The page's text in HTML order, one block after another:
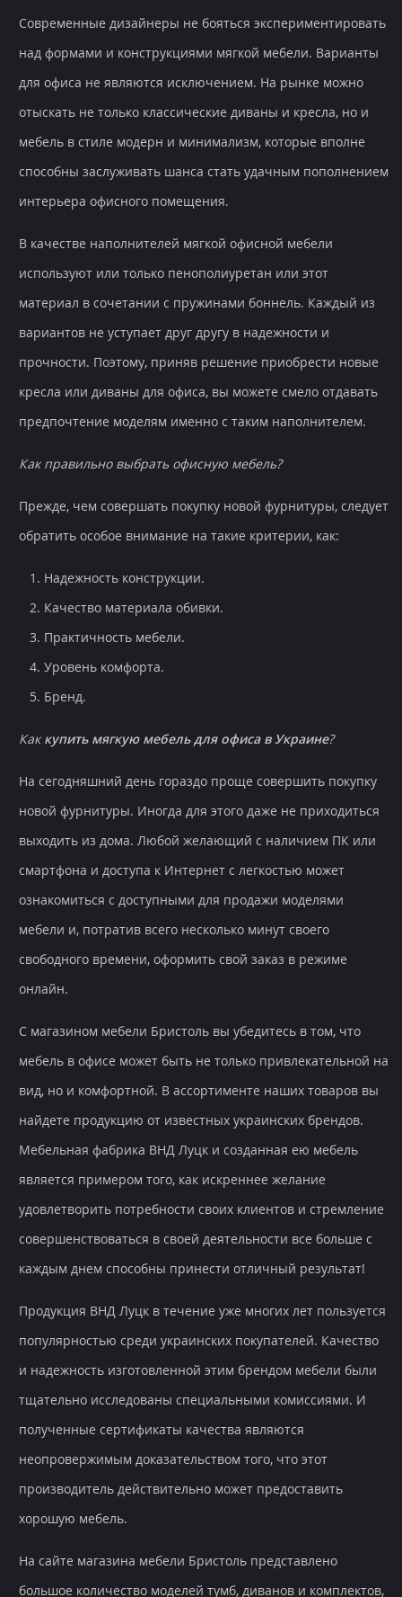
Современные дизайнеры не бояться экспериментировать
над формами и конструкциями мягкой мебели. Варианты
для офиса не являются исключением. На рынке можно
отыскать не только классические диваны и кресла, но и
мебель в стиле модерн и минимализм, которые вполне
способны заслуживать шанса стать удачным пополнением
интерьера офисного помещения.
В качестве наполнителей мягкой офисной мебели
используют или только пенополиуретан или этот
материал в сочетании с пружинами боннель. Каждый из
вариантов не уступает друг другу в надежности и
прочности. Поэтому, приняв решение приобрести новые
кресла или диваны для офиса, вы можете смело отдавать
предпочтение моделям именно с таким наполнителем.
Как правильно выбрать офисную мебель?
Прежде, чем совершать покупку новой фурнитуры, следует
обратить особое внимание на такие критерии, как:
Надежность конструкции.
Качество материала обивки.
Практичность мебели.
Уровень комфорта.
Бренд.
Каккупить мягкую мебель для офиса в Украине?
На сегодняшний день гораздо проще совершить покупку
новой фурнитуры. Иногда для этого даже не приходиться
выходить из дома. Любой желающий с наличием ПК или
смартфона и доступа к Интернет с легкостью может
ознакомиться с доступными для продажи моделями
мебели и, потратив всего несколько минут своего
свободного времени, оформить свой заказ в режиме
онлайн.
С магазином мебели Бристоль вы убедитесь в том, что
мебель в офисе может быть не только привлекательной на
вид, но и комфортной. В ассортименте наших товаров вы
найдете продукцию от известных украинских брендов.
Мебельная фабрика ВНД Луцк и созданная ею мебель
является примером того, как искреннее желание
удовлетворить потребности своих клиентов и стремление
совершенствоваться в своей деятельности все больше с
каждым днем способны принести отличный результат!
Продукция ВНД Луцк в течение уже многих лет пользуется
популярностью среди украинских покупателей. Качество
и надежность изготовленной этим брендом мебели были
тщательно исследованы специальными комиссиями. И
полученные сертификаты качества являются
неопровержимым доказательством того, что этот
производитель действительно может предоставить
хорошую мебель.
На сайте магазина мебели Бристоль представлено
большое количество моделей тумб, диванов и комплектов,